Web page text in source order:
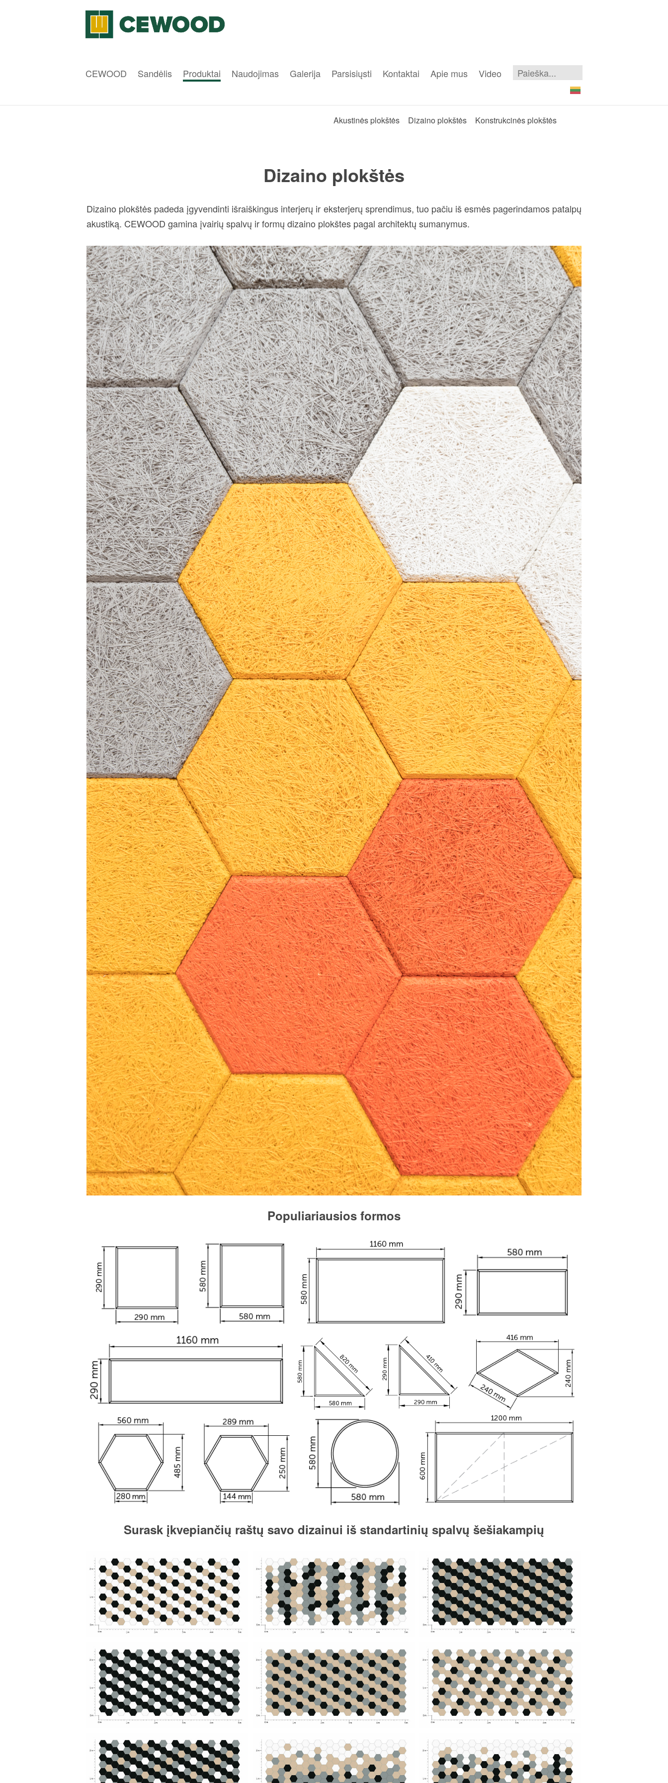
CEWOOD Sandėlis Produktai Naudojimas Galerija Parsisiųsti Kontaktai Apie mus Video
Akustinės plokštės Dizaino plokštės Konstrukcinės plokštės
Dizaino plokštės
Dizaino plokštės padeda įgyvendinti išraiškingus interjerų ir eksterjerų sprendimus, tuo pačiu iš esmės pagerindamos patalpų
akustiką. CEWOOD gamina įvairių spalvų ir formų dizaino plokštes pagal architektų sumanymus.
Populiariausios formos
Surask įkvepiančių raštų savo dizainui iš standartinių spalvų šešiakampių